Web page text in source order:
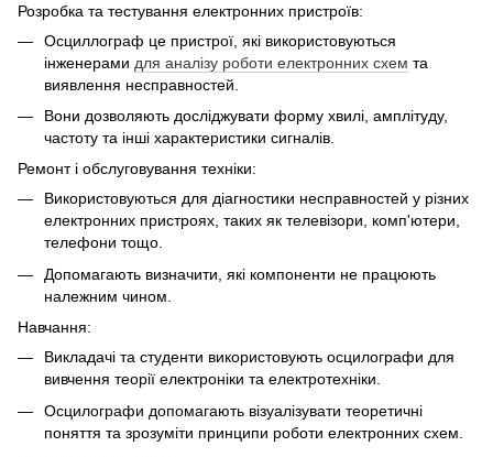
Розробка та тестування електронних пристроїв:
Осциллограф це пристрої, які використовуються
інженерами для аналізу роботи електронних схем та
виявлення несправностей.
Вони дозволяють досліджувати форму хвилі, амплітуду,
частоту та інші характеристики сигналів.
Ремонт і обслуговування техніки:
Використовуються для діагностики несправностей у різних
електронних пристроях, таких як телевізори, комп'ютери,
телефони тощо.
Допомагають визначити, які компоненти не працюють
належним чином.
Навчання:
Викладачі та студенти використовують осцилографи для
вивчення теорії електроніки та електротехніки.
Осцилографи допомагають візуалізувати теоретичні
поняття та зрозуміти принципи роботи електронних схем.